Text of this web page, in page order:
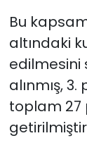
Bu
altındaki
edilmesini
alınmış,
toplam 27